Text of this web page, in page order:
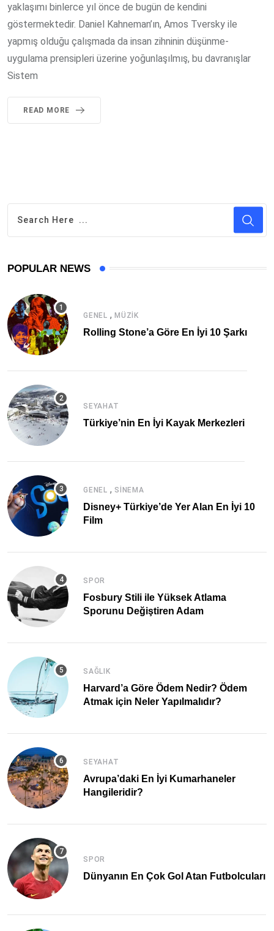
yaklaşımı binlerce yıl önce de bugün de kendini
göstermektedir. Daniel Kahneman’ın, Amos Tversky ile
yapmış olduğu çalışmada da insan zihninin düşünme-
uygulama prensipleri üzerine yoğunlaşılmış, bu davranışlar
Sistem
READ MORE
POPULAR NEWS
GENEL , MÜZIK
Rolling Stone’a Göre En İyi 10 Şarkı
SEYAHAT
Türkiye’nin En İyi Kayak Merkezleri
GENEL , SINEMA
Disney+ Türkiye’de Yer Alan En İyi 10
Film
SPOR
Fosbury Stili ile Yüksek Atlama
Sporunu Değiştiren Adam
SAĞLIK
Harvard’a Göre Ödem Nedir? Ödem
Atmak için Neler Yapılmalıdır?
SEYAHAT
Avrupa’daki En İyi Kumarhaneler
Hangileridir?
SPOR
Dünyanın En Çok Gol Atan Futbolcuları